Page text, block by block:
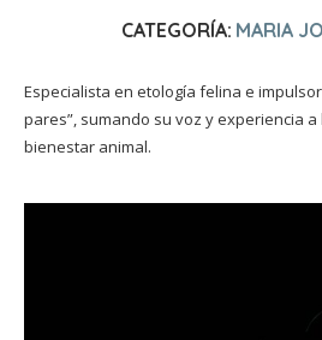
CATEGORÍA: MARIA
Especialista en etología felina e
pares”, sumando su voz y experiencia
bienestar animal.